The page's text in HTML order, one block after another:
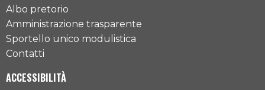
Albo pretorio
Amministrazione trasparente
Sportello unico modulistica
Contatti
ACCESSIBILITÀ